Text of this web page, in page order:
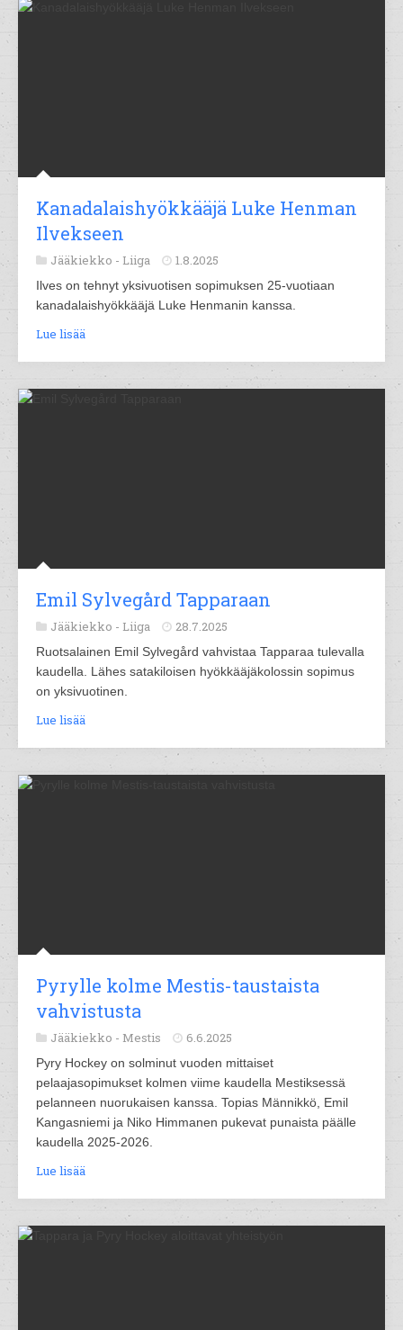
Kanadalaishyökkääjä Luke Henman
Ilvekseen
Jääkiekko - Liiga 1.8.2025
Ilves on tehnyt yksivuotisen sopimuksen 25-vuotiaan
kanadalaishyökkääjä Luke Henmanin kanssa.
Lue lisää
Emil Sylvegård Tapparaan
Jääkiekko - Liiga 28.7.2025
Ruotsalainen Emil Sylvegård vahvistaa Tapparaa tulevalla
kaudella. Lähes satakiloisen hyökkääjäkolossin sopimus
on yksivuotinen.
Lue lisää
Pyrylle kolme Mestis-taustaista
vahvistusta
Jääkiekko - Mestis 6.6.2025
Pyry Hockey on solminut vuoden mittaiset
pelaajasopimukset kolmen viime kaudella Mestiksessä
pelanneen nuorukaisen kanssa. Topias Männikkö, Emil
Kangasniemi ja Niko Himmanen pukevat punaista päälle
kaudella 2025-2026.
Lue lisää